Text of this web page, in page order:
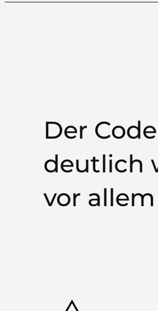
Der
deutlich
vor